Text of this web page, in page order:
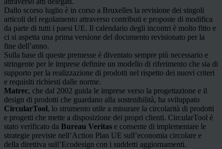
Dallo scorso luglio è in corso a Bruxelles la revisione dei singoli
articoli del regolamento attraverso contributi e proposte di modifica
da parte di tutti i paesi UE. Il calendario degli incontri è molto fitto e
ci si aspetta una prima versione del documento revisionato per la
fine dell’anno.
Sulla base di queste premesse è diventato sempre più necessario e
stringente per le imprese definire un modello di riferimento che sia di
supporto per la realizzazione di prodotti nel rispetto dei nuovi criteri
e requisiti richiesti dalle norme.
Matrec, che dal 2002 guida le imprese verso la progettazione e il
design di prodotti che guardano alla sostenibilità, ha sviluppato
CircularTool, lo strumento utile a misurare la circolarità di prodotti
e progetti che mette a disposizione dei propri clienti. CircularTool è
stato verificato da Bureau Veritas e consente di implementare le
strategie previste nell’Action Plan UE sull’economia circolare e
della direttiva sull’Ecodesign con i suddetti aggiornamenti.